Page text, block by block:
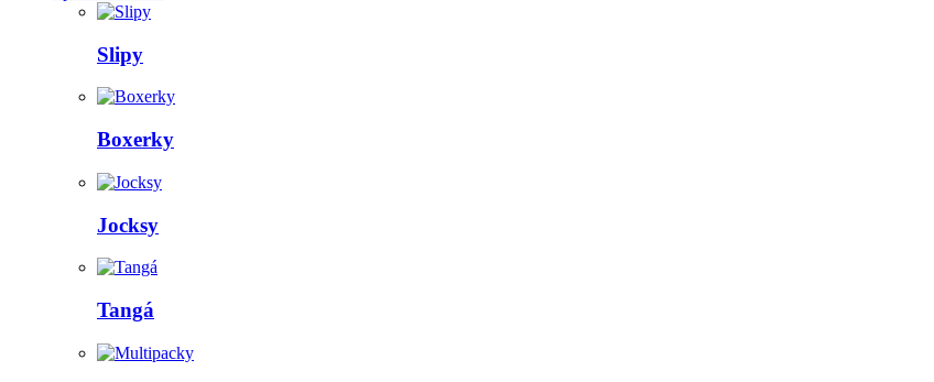
Slipy
Boxerky
Jocksy
Tangá